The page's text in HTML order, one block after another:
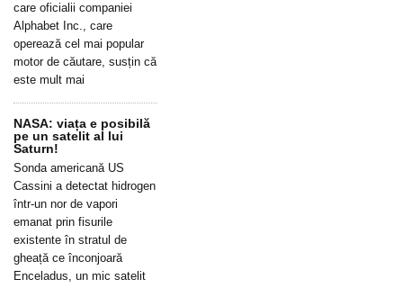
care oficialii companiei
Alphabet Inc., care
operează cel mai popular
motor de căutare, susțin că
este mult mai
NASA: viața e posibilă
pe un satelit al lui
Saturn!
Sonda americană US
Cassini a detectat hidrogen
într-un nor de vapori
emanat prin fisurile
existente în stratul de
gheață ce înconjoară
Enceladus, un mic satelit